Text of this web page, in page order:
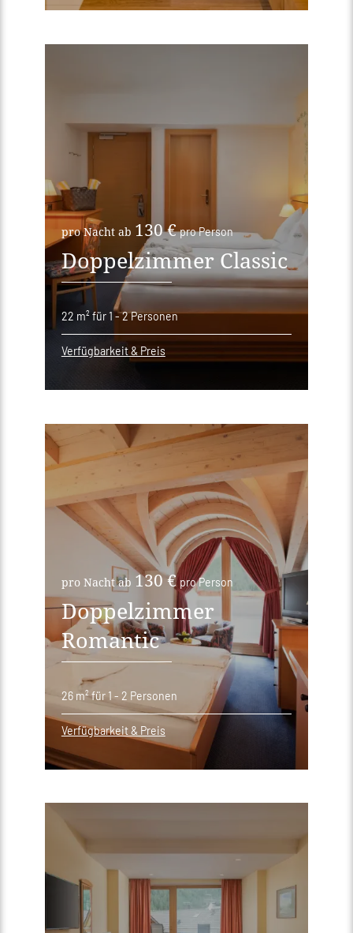
pro Nacht ab 130 € pro Person
Doppelzimmer Classic
22 m²für 1 - 2 Personen
Verfügbarkeit & Preis
pro Nacht ab 130 € pro Person
Doppelzimmer
Romantic
26 m²für 1 - 2 Personen
Verfügbarkeit & Preis